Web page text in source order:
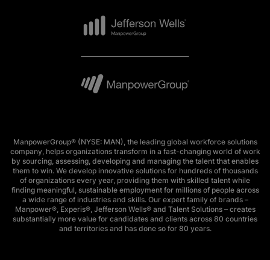
ManpowerGroup® (NYSE: MAN), the leading global workforce solutions
company, helps organizations transform in a fast-changing world of work
by sourcing, assessing, developing and managing the talent that enables
them to win. We develop innovative solutions for hundreds of thousands
of organizations every year, providing them with skilled talent while
finding meaningful, sustainable employment for millions of people across
a wide range of industries and skills. Our expert family of brands –
Manpower®, Experis®, Jefferson Wells® and Talent Solutions – creates
substantially more value for candidates and clients across 80 countries
and territories and has done so for 80 years.